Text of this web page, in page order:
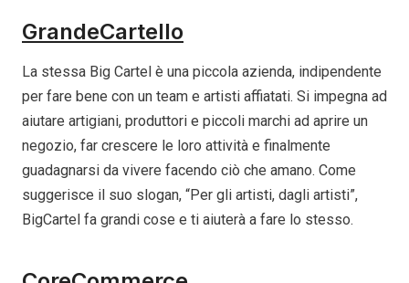
GrandeCartello
La stessa Big Cartel è una piccola azienda, indipendente
per fare bene con un team e artisti affiatati. Si impegna ad
aiutare artigiani, produttori e piccoli marchi ad aprire un
negozio, far crescere le loro attività e finalmente
guadagnarsi da vivere facendo ciò che amano. Come
suggerisce il suo slogan, “Per gli artisti, dagli artisti”,
BigCartel fa grandi cose e ti aiuterà a fare lo stesso.